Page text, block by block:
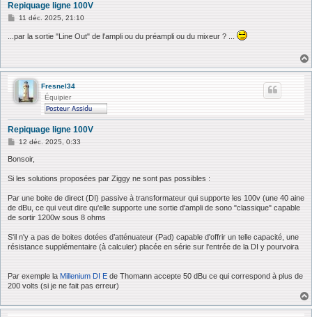
Repiquage ligne 100V
M
s
e
11 déc. 2025, 21:10
...par la sortie "Line Out" de l'ampli ou du préampli ou du mixeur ? ...
Fresnel34
Équipier
Repiquage ligne 100V
M
s
a
g
12 déc. 2025, 0:33
Bonsoir,
Si les solutions proposées par Ziggy ne sont pas possibles :
Par une boite de direct (DI) passive à transformateur qui supporte les 100v (une 40 aine
de dBu, ce qui veut dire qu'elle supporte une sortie d'ampli de sono "classique" capable
de sortir 1200w sous 8 ohms
S'il n'y a pas de boites dotées d’atténuateur (Pad) capable d'offrir un telle capacité, une
résistance supplémentaire (à calculer) placée en série sur l'entrée de la DI y pourvoira
Par exemple la Millenium DI E de Thomann accepte 50 dBu ce qui correspond à plus de
200 volts (si je ne fait pas erreur)